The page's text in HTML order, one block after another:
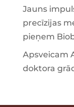
Jauns
precīzijas
pieņem
Apsveicam
doktora